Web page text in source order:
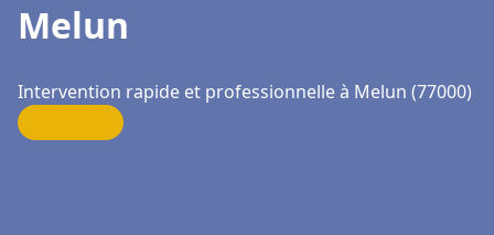
Melun
Intervention rapide et professionnelle à Melun (77000)